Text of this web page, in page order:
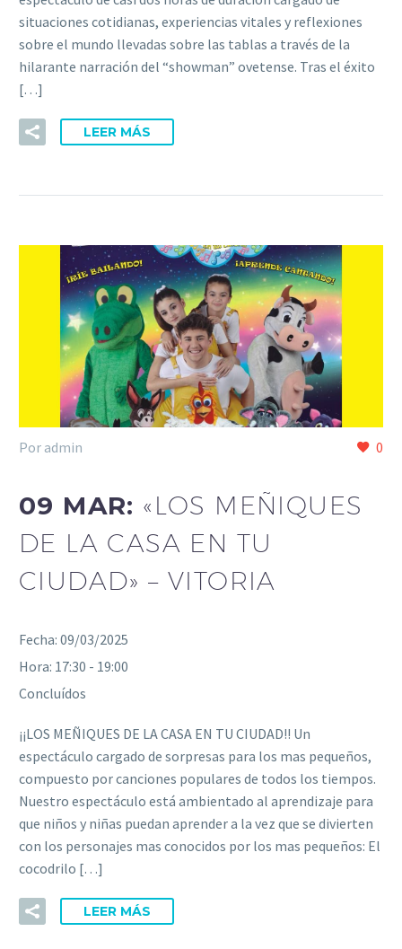
situaciones cotidianas, experiencias vitales y reflexiones
sobre el mundo llevadas sobre las tablas a través de la
hilarante narración del “showman” ovetense. Tras el éxito
[…]
LEER MÁS
0
Por admin
09 MAR: «LOS MEÑIQUES
DE LA CASA EN TU
CIUDAD» – VITORIA
Fecha: 09/03/2025
Hora: 17:30 - 19:00
Concluídos
¡¡LOS MEÑIQUES DE LA CASA EN TU CIUDAD!! Un
espectáculo cargado de sorpresas para los mas pequeños,
compuesto por canciones populares de todos los tiempos.
Nuestro espectáculo está ambientado al aprendizaje para
que niños y niñas puedan aprender a la vez que se divierten
con los personajes mas conocidos por los mas pequeños: El
cocodrilo […]
LEER MÁS